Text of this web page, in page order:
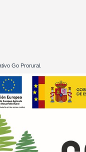
01
Go Prorural.